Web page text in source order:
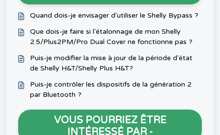
Quand dois-je envisager d'utiliser le Shelly Bypass ?
Que dois-je faire si l'étalonnage de mon Shelly
2.5/Plus2PM/Pro Dual Cover ne fonctionne pas ?
Puis-je modifier la mise à jour de la période d'état
de Shelly H&T/Shelly Plus H&T?
Puis-je contrôler les dispositifs de la génération 2
par Bluetooth ?
VOUS POURRIEZ ÊTRE
INTÉRESSÉ PAR -